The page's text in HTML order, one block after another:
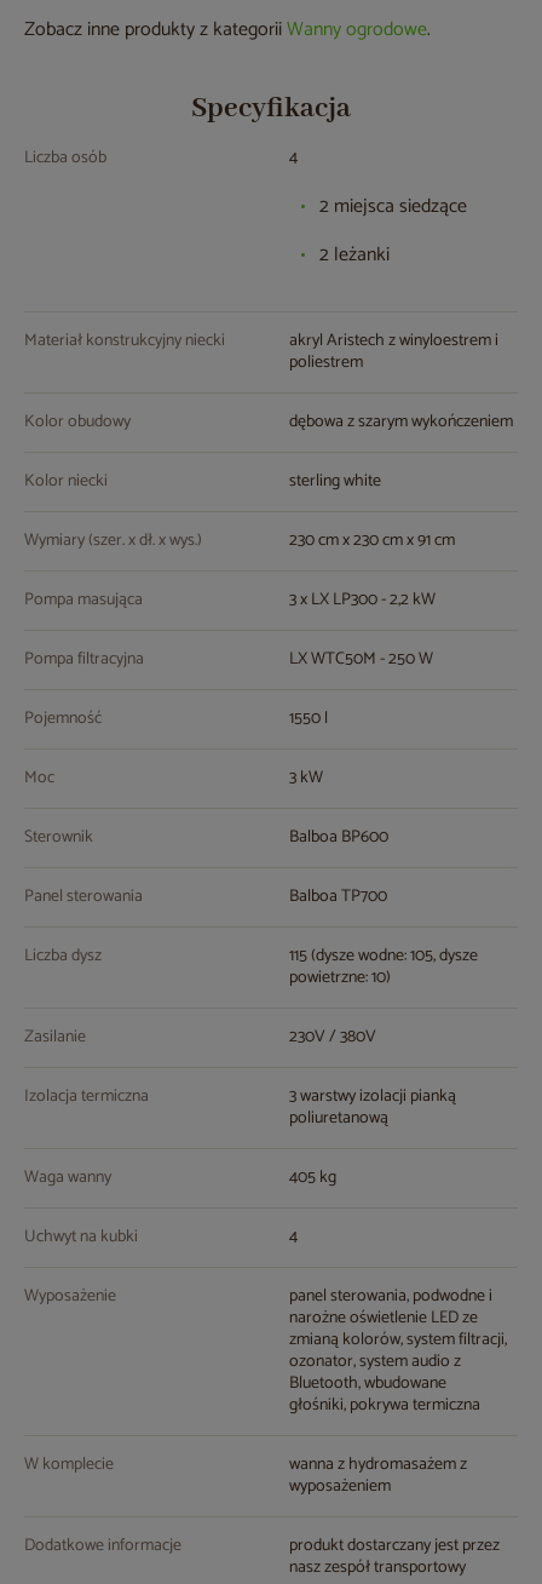
Zobacz inne produkty z kategoriiWanny ogrodowe.
Specyfikacja
Liczba osób 4
2 miejsca siedzące
2 leżanki
Materiał konstrukcyjny niecki akryl Aristech z winyloestrem i
poliestrem
Kolor obudowy dębowa z szarym wykończeniem
Kolor niecki sterling white
Wymiary (szer. x dł. x wys.) 230 cm x 230 cm x 91 cm
Pompa masująca 3 x LX LP300 - 2,2 kW
Pompa filtracyjna LX WTC50M - 250 W
Pojemność 1550 l
Moc 3 kW
Sterownik Balboa BP600
Panel sterowania Balboa TP700
Liczba dysz 115 (dysze wodne: 105, dysze
powietrzne: 10)
Zasilanie 230V / 380V
Izolacja termiczna 3 warstwy izolacji pianką
poliuretanową
Waga wanny 405 kg
Uchwyt na kubki 4
Wyposażenie panel sterowania, podwodne i
narożne oświetlenie LED ze
zmianą kolorów, system filtracji,
ozonator, system audio z
Bluetooth, wbudowane
głośniki, pokrywa termiczna
W komplecie wanna z hydromasażem z
wyposażeniem
Dodatkowe informacje produkt dostarczany jest przez
nasz zespół transportowy